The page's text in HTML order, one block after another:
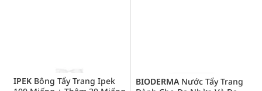
IPEK Bông Tẩy Trang Ipek
BIODERMANước Tẩy Trang